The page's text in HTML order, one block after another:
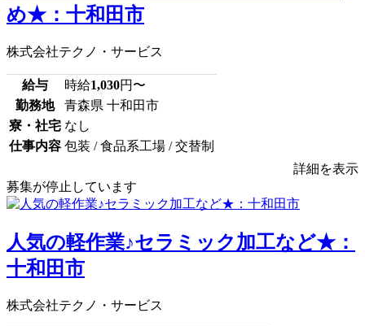
め★：十和田市
株式会社テクノ・サービス
給与 時給1,030円〜
勤務地
青森県 十和田市
寮・社宅 なし
仕事内容 包装 / 食品系工場 / 交替制
詳細を表示
募集が停止しています
人気の軽作業♪セラミック加工など★：
十和田市
株式会社テクノ・サービス